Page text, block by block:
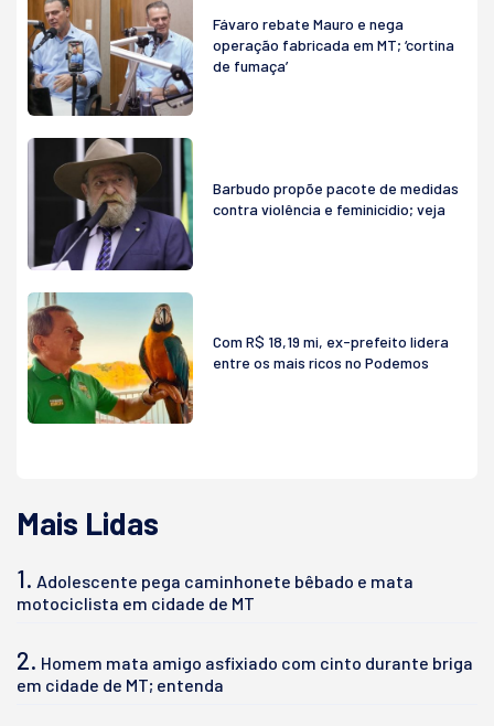
Fávaro rebate Mauro e nega
operação fabricada em MT; ‘cortina
de fumaça’
Barbudo propõe pacote de medidas
contra violência e feminicídio; veja
Com R$ 18,19 mi, ex-prefeito lidera
entre os mais ricos no Podemos
Mais Lidas
1. Adolescente pega caminhonete bêbado e mata
motociclista em cidade de MT
2. Homem mata amigo asfixiado com cinto durante briga
em cidade de MT; entenda